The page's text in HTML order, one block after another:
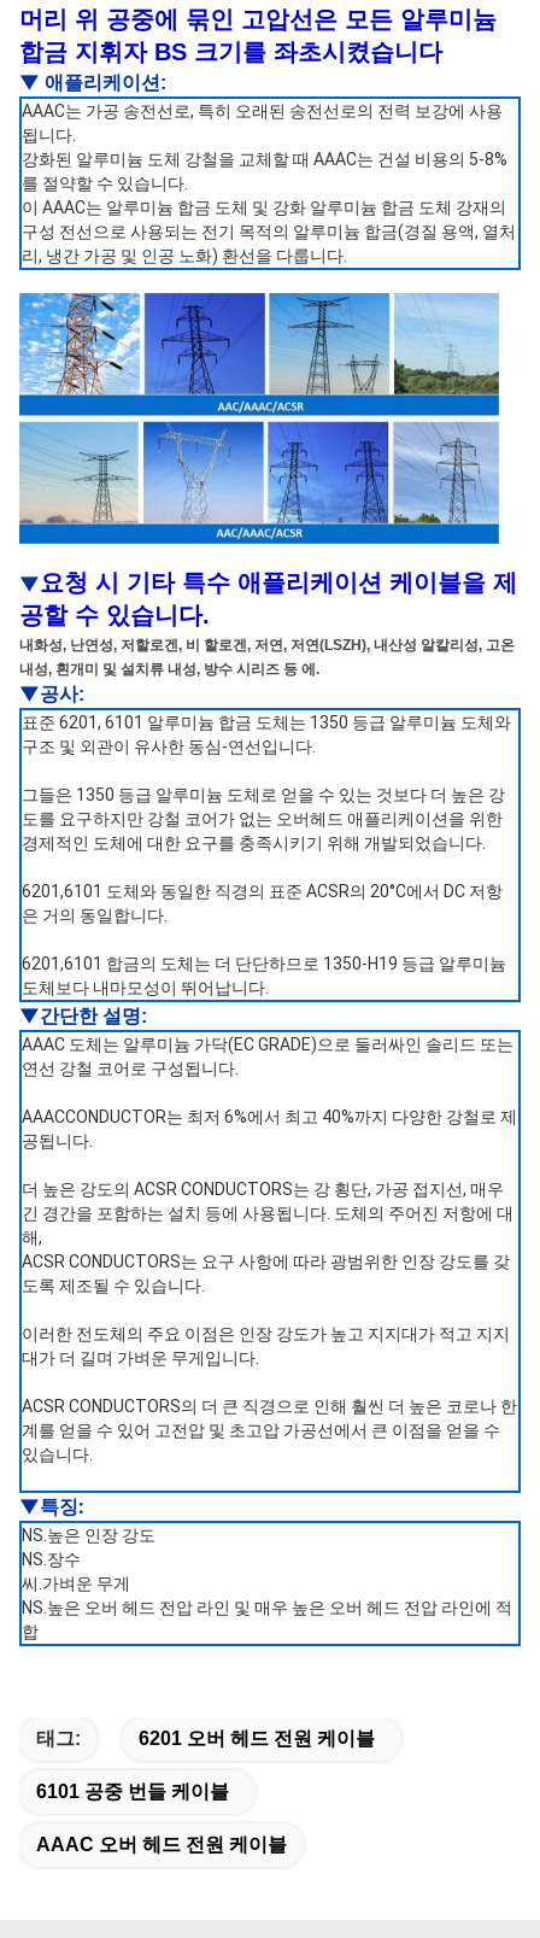
머리 위 공중에 묶인 고압선은 모든 알루미늄
합금 지휘자 BS 크기를 좌초시켰습니다
▼ 애플리케이션:
AAAC는 가공 송전선로, 특히 오래된 송전선로의 전력 보강에 사용
됩니다.
강화된 알루미늄 도체 강철을 교체할 때 AAAC는 건설 비용의 5-8%
를 절약할 수 있습니다.
이 AAAC는 알루미늄 합금 도체 및 강화 알루미늄 합금 도체 강재의
구성 전선으로 사용되는 전기 목적의 알루미늄 합금(경질 용액, 열처
리, 냉간 가공 및 인공 노화) 환선을 다룹니다.
▼요청 시 기타 특수 애플리케이션 케이블을 제
공할 수 있습니다.
내화성, 난연성, 저할로겐, 비 할로겐, 저연, 저연(LSZH), 내산성 알칼리성, 고온
내성, 흰개미 및 설치류 내성, 방수 시리즈 등 에.
▼공사:
표준 6201, 6101 알루미늄 합금 도체는 1350 등급 알루미늄 도체와
구조 및 외관이 유사한 동심-연선입니다.
그들은 1350 등급 알루미늄 도체로 얻을 수 있는 것보다 더 높은 강
도를 요구하지만 강철 코어가 없는 오버헤드 애플리케이션을 위한
경제적인 도체에 대한 요구를 충족시키기 위해 개발되었습니다.
6201,6101 도체와 동일한 직경의 표준 ACSR의 20°C에서 DC 저항
은 거의 동일합니다.
6201,6101 합금의 도체는 더 단단하므로 1350-H19 등급 알루미늄
도체보다 내마모성이 뛰어납니다.
▼간단한 설명:
AAAC 도체는 알루미늄 가닥(EC GRADE)으로 둘러싸인 솔리드 또는
연선 강철 코어로 구성됩니다.
AAACCONDUCTOR는 최저 6%에서 최고 40%까지 다양한 강철로 제
공됩니다.
더 높은 강도의 ACSR CONDUCTORS는 강 횡단, 가공 접지선, 매우
긴 경간을 포함하는 설치 등에 사용됩니다. 도체의 주어진 저항에 대
해,
ACSR CONDUCTORS는 요구 사항에 따라 광범위한 인장 강도를 갖
도록 제조될 수 있습니다.
이러한 전도체의 주요 이점은 인장 강도가 높고 지지대가 적고 지지
대가 더 길며 가벼운 무게입니다.
ACSR CONDUCTORS의 더 큰 직경으로 인해 훨씬 ​​더 높은 코로나 한
계를 얻을 수 있어 고전압 및 초고압 가공선에서 큰 이점을 얻을 수
있습니다.
▼특징:
NS.높은 인장 강도
NS.장수
씨.가벼운 무게
NS.높은 오버 헤드 전압 라인 및 매우 높은 오버 헤드 전압 라인에 적
합
태그: 6201 오버 헤드 전원 케이블
6101 공중 번들 케이블
AAAC 오버 헤드 전원 케이블